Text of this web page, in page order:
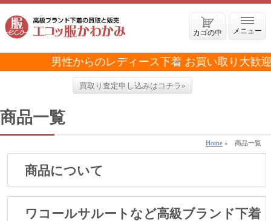
メニュー
カゴの中
男性からのレディース下着 お買い取り大歓迎で
買取り査定申し込みはコチラ»
商品一覧
Home » 商品一覧
商品について
ワコールサルートなど高級ブランド下着